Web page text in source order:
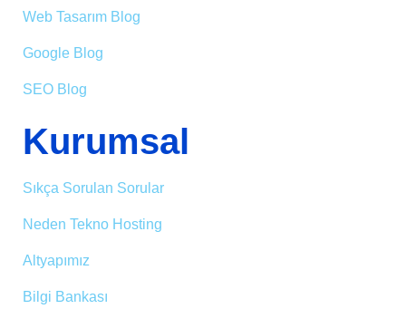
Web Tasarım Blog
Google Blog
SEO Blog
Kurumsal
Sıkça Sorulan Sorular
Neden Tekno Hosting
Altyapımız
Bilgi Bankası